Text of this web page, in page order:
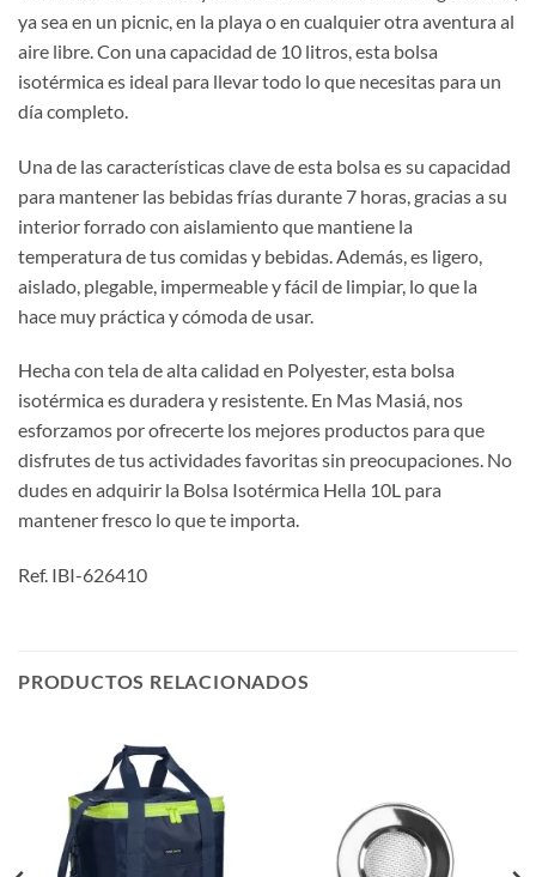
ya sea en un picnic, en la playa o en cualquier otra aventura al
aire libre. Con una capacidad de 10 litros, esta bolsa
isotérmica es ideal para llevar todo lo que necesitas para un
día completo.
Una de las características clave de esta bolsa es su capacidad
para mantener las bebidas frías durante 7 horas, gracias a su
interior forrado con aislamiento que mantiene la
temperatura de tus comidas y bebidas. Además, es ligero,
aislado, plegable, impermeable y fácil de limpiar, lo que la
hace muy práctica y cómoda de usar.
Hecha con tela de alta calidad en Polyester, esta bolsa
isotérmica es duradera y resistente. En Mas Masiá, nos
esforzamos por ofrecerte los mejores productos para que
disfrutes de tus actividades favoritas sin preocupaciones. No
dudes en adquirir la Bolsa Isotérmica Hella 10L para
mantener fresco lo que te importa.
Ref. IBI-626410
PRODUCTOS RELACIONADOS